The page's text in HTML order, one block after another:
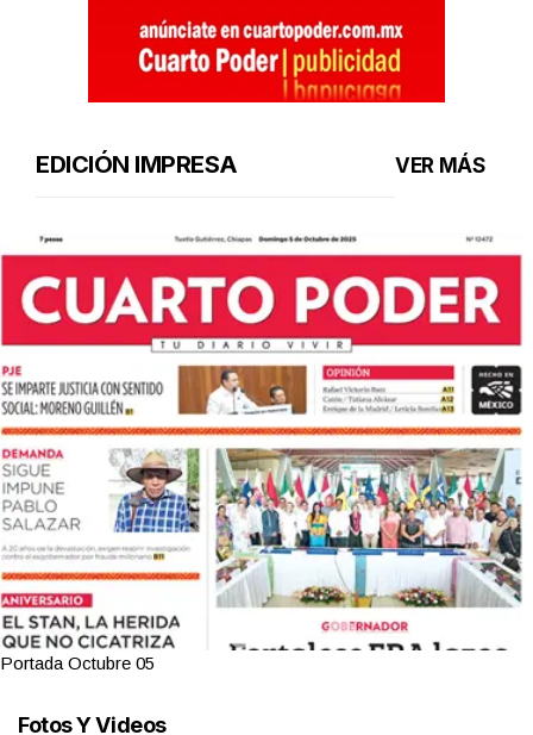
EDICIÓN IMPRESA VER MÁS
Portada Octubre 05
Fotos Y Videos